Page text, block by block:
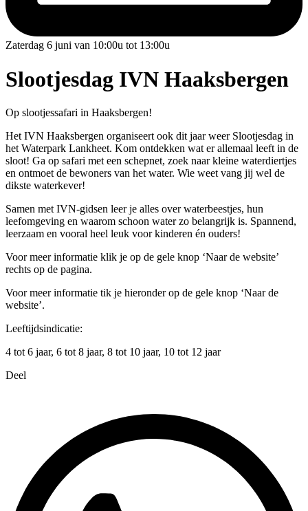
Zaterdag 6 juni van 10:00u tot 13:00u
Slootjesdag IVN Haaksbergen
Op slootjessafari in Haaksbergen!
Het IVN Haaksbergen organiseert ook dit jaar weer Slootjesdag in
het Waterpark Lankheet. Kom ontdekken wat er allemaal leeft in de
sloot! Ga op safari met een schepnet, zoek naar kleine waterdiertjes
en ontmoet de bewoners van het water. Wie weet vang jij wel de
dikste waterkever!
Samen met IVN-gidsen leer je alles over waterbeestjes, hun
leefomgeving en waarom schoon water zo belangrijk is. Spannend,
leerzaam en vooral heel leuk voor kinderen én ouders!
Voor meer informatie klik je op de gele knop ‘Naar de website’
rechts op de pagina.
Voor meer informatie tik je hieronder op de gele knop ‘Naar de
website’.
Leeftijdsindicatie:
4 tot 6 jaar, 6 tot 8 jaar, 8 tot 10 jaar, 10 tot 12 jaar
Deel